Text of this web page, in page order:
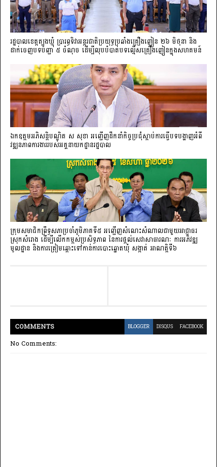
រដ្ឋបាលខេត្តត្បូងឃ្មុំ ប្រារព្ធទិវាអន្តរជាតិប្រយុទ្ធប្រឆាំងគ្រឿងញៀន ២៦ មិថុនា និង
ដាក់ចេញបទបញ្ជា ៥ ចំណុច ដើម្បីលុបបំបាត់បទល្មើសគ្រឿងញៀនក្នុងសហគមន៍
ឯកឧត្តមអភិសន្តិបណ្ឌិត ស សុខា អញ្ជើញដឹកនាំកិច្ចប្រជុំស្តាប់ការធ្វើបទបង្ហាញអំពី
វឌ្ឍនភាពការងាររបស់អគ្គនាយកដ្ឋានរដ្ឋបាល
ក្រុមសមាជិកព្រឹទ្ធសភាប្រចាំភូមិភាគទី៥ អញ្ជើញសំណេះសំណាលជាមួយអាជ្ញាធរ
ស្រុកសំរោង ដើម្បីលើកកម្ពស់ប្រសិទ្ធភាព នៃការផ្តល់សេវាសាធារណៈ ការអភិវឌ្ឍ
មូលដ្ឋាន និងការត្រៀមឆ្ពោះទៅកាន់ការបោះឆ្នោតឃុំ សង្កាត់ អាណត្តិទី៦
COMMENTS BLOGGER DISQUS FACEBOOK
No Comments: